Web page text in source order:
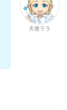
天使ララ